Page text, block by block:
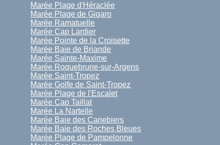
Marée Plage d'Héraclée
Marée Plage de Gigaro
Marée Ramatuelle
Marée Cap Lardier
Marée Pointe de la Croisette
Marée Baie de Briande
Marée Sainte-Maxime
Marée Roquebrune-sur-Argens
Marée Saint-Tropez
Marée Golfe de Saint-Tropez
Marée Plage de l'Escalet
Marée Cap Taillat
Marée La Nartelle
Marée Baie des Canebiers
Marée Baie des Roches Bleues
Marée Plage de Pampelonne